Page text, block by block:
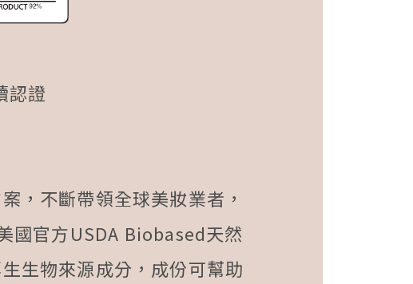
認證
，不斷帶領全球美妝業者，
國官方USDA Biobased天然
生物來源成分，成份可幫助